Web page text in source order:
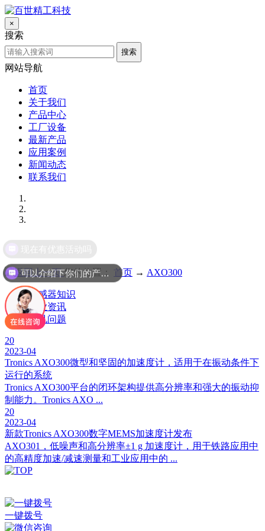
×
搜索
搜索
网站导航
首页
关于我们
产品中心
工厂设备
最新产品
应用案例
新闻动态
联系我们
您的位置： 首页 → AXO300
传感器知识
行业资讯
常见问题
20
2023-04
Tronics AXO300微型和坚固的加速度计，适用于在振动条件下
运行的系统
Tronics AXO300平台的闭环架构提供高分辨率和强大的振动抑
制能力。Tronics AXO ...
20
2023-04
新款Tronics AXO300数字MEMS加速度计发布
AXO301，低噪声和高分辨率±1 g 加速度计，用于铁路应用中
的高精度加速/减速测量和工业应用中的 ...
一键拨号
可以介绍下你们的产品么